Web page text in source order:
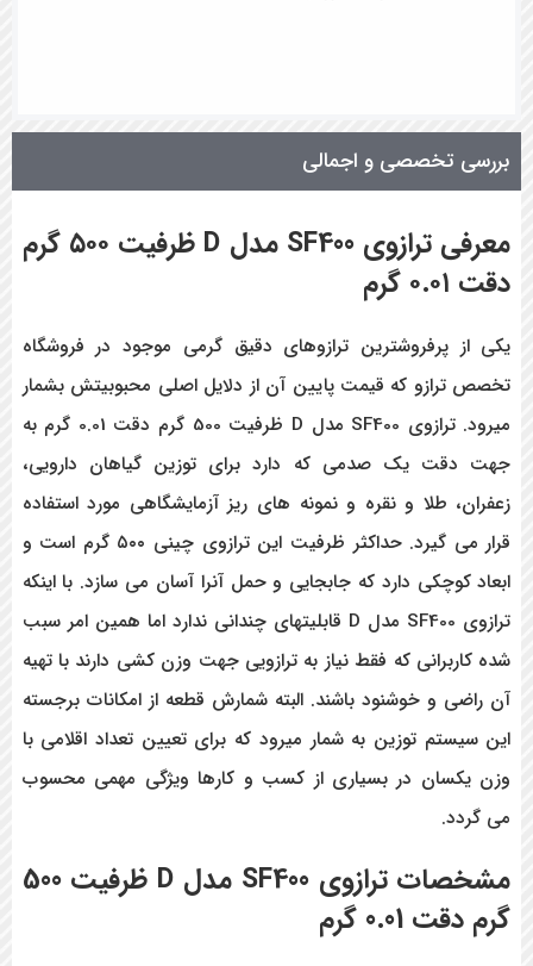
بررسی تخصصی و اجمالی
معرفی ترازوی SF400 مدل D
ظرفیت ۵۰۰ گرم
دقت ۰.۰۱ گرم
یکی از پرفروشترین ترازوهای دقیق گرمی موجود در فروشگاه
تخصص ترازو که قیمت پایین آن از دلایل اصلی محبوبیتش بشمار
میرود. ترازوی SF400 مدل D ظرفیت 500 گرم دقت 0.01 گرم به
جهت دقت یک صدمی که دارد برای توزین گیاهان دارویی،
زعفران، طلا و نقره و نمونه های ریز آزمایشگاهی مورد استفاده
قرار می گیرد. حداکثر ظرفیت این ترازوی چینی ۵۰۰ گرم است و
ابعاد کوچکی دارد که جابجایی و حمل آنرا آسان می سازد. با اینکه
ترازوی SF400 مدل D قابلیتهای چندانی ندارد اما همین امر سبب
شده کاربرانی که فقط نیاز به ترازویی جهت وزن کشی دارند با تهیه
آن راضی و خوشنود باشند. البته شمارش قطعه از امکانات برجسته
این سیستم توزین به شمار میرود که برای تعیین تعداد اقلامی با
وزن یکسان در بسیاری از کسب و کارها ویژگی مهمی محسوب
می گردد.
مشخصات ترازوی SF400 مدل D ظرفیت 500
گرم دقت 0.01 گرم